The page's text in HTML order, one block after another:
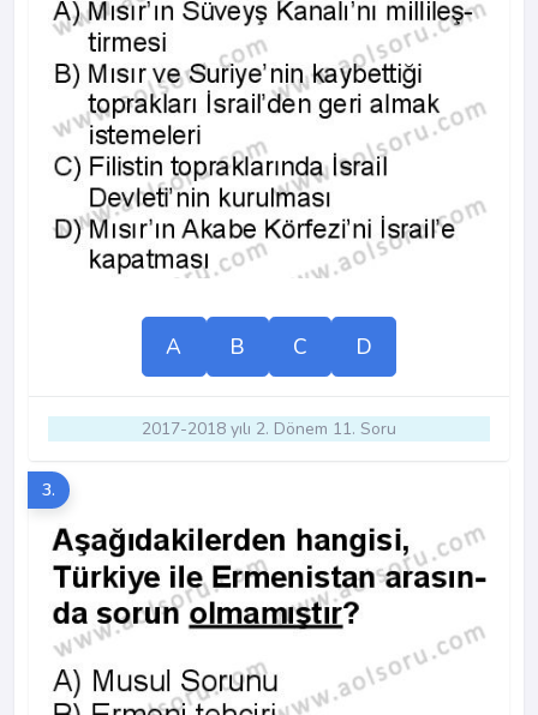
A B C D
2017-2018 yılı 2. Dönem 11. Soru
3.